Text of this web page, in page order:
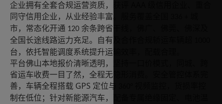
企业拥有全套合规运营资质，获评
同守信用企业，从业经验丰富。服务覆盖全国
市，常态化开通 120 余条跨省干线，佛广、佛莞、佛深及
全国长途线路运力充足。自有及合作合规轿运车辆超
台，依托智能调度系统提升运输效率，配载合理。
平台佛山本地报价清晰透明，坚持一口价模式，同城、跨
省运车收费一目了然，全程无隐形消费。安全管控体系完
善，车辆全程搭载 GPS 定位与
制在低位；针对新能源汽车，配备专属绝缘固定、电池温